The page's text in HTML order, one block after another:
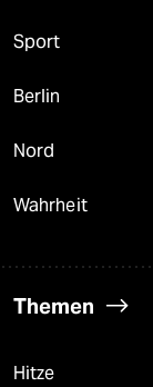
Sport
Berlin
Nord
Wahrheit
Themen
Hitze